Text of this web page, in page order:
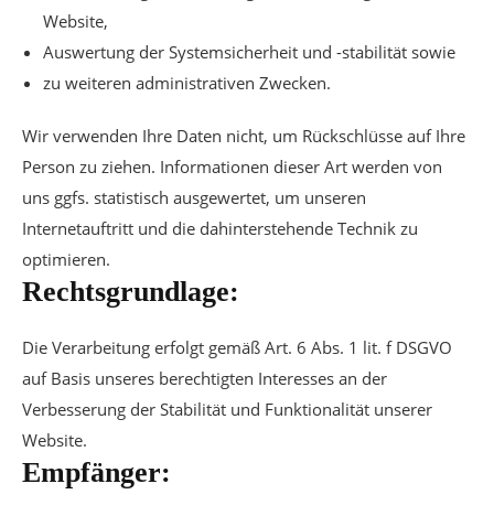
Website,
Auswertung der Systemsicherheit und -stabilität sowie
zu weiteren administrativen Zwecken.
Wir verwenden Ihre Daten nicht, um Rückschlüsse auf Ihre
Person zu ziehen. Informationen dieser Art werden von
uns ggfs. statistisch ausgewertet, um unseren
Internetauftritt und die dahinterstehende Technik zu
optimieren.
Rechtsgrundlage:
Die Verarbeitung erfolgt gemäß Art. 6 Abs. 1 lit. f DSGVO
auf Basis unseres berechtigten Interesses an der
Verbesserung der Stabilität und Funktionalität unserer
Website.
Empfänger: